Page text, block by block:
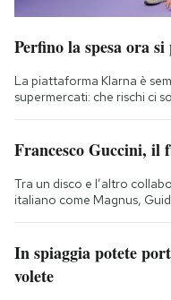
Perfino la spesa ora
La piattaforma Klarna è
supermercati: che rischi ci
Francesco Guccini, il
Tra un disco e l’altro
italiano come Magnus,
In spiaggia potete
volete